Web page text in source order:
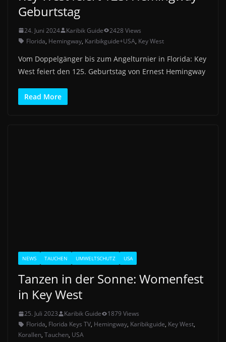
Geburtstag
24. Juni 2024 Karibik Guide
2428 Views
Florida, Hemingway, Karibikguide+USA, Key West
Vom Doppelgänger bis zum Angelturnier in Florida: Key
West feiert den 125. Geburtstag von Ernest Hemingway
Read More
NEWS TAUCHEN UMWELTSCHUTZ USA
Tanzen in der Sonne: Womenfest
in Key West
25. Juli 2023 Karibik Guide
1879 Views
Florida, Florida Keys TV, Hemingway, Karibikguide, Key West,
Korallen, Tauchen, USA